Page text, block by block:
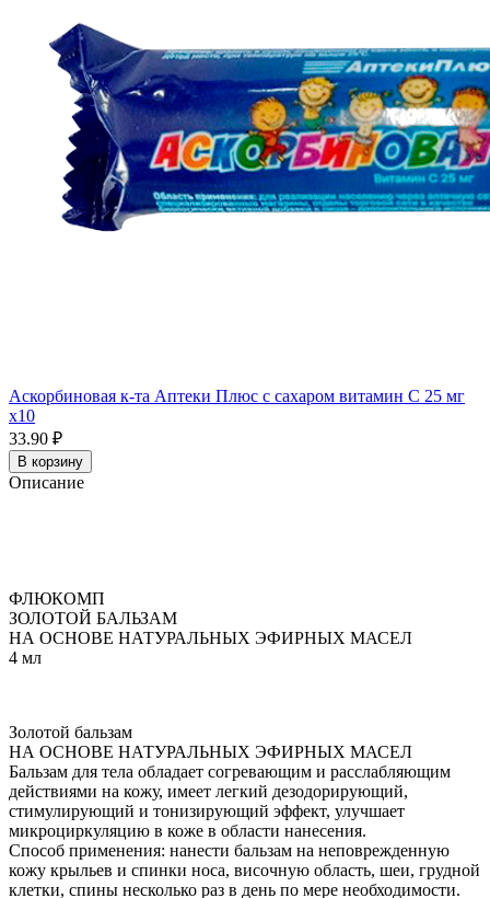
Аскорбиновая к-та Аптеки Плюс с сахаром витамин С 25 мг
x10
33.90 ₽
В корзину
Описание
ФЛЮКОМП
ЗОЛОТОЙ БАЛЬЗАМ
НА ОСНОВЕ НАТУРАЛЬНЫХ ЭФИРНЫХ МАСЕЛ
4 мл
Золотой бальзам
НА ОСНОВЕ НАТУРАЛЬНЫХ ЭФИРНЫХ МАСЕЛ
Бальзам для тела обладает согревающим и расслабляющим
действиями на кожу, имеет легкий дезодорирующий,
стимулирующий и тонизирующий эффект, улучшает
микроциркуляцию в коже в области нанесения.
Способ применения: нанести бальзам на неповрежденную
кожу крыльев и спинки носа, височную область, шеи, грудной
клетки, спины несколько раз в день по мере необходимости.